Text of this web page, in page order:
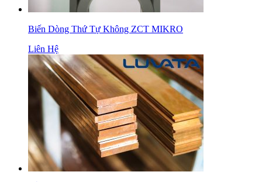
Biến Dòng Thứ Tự Không ZCT MIKRO
Liên Hệ